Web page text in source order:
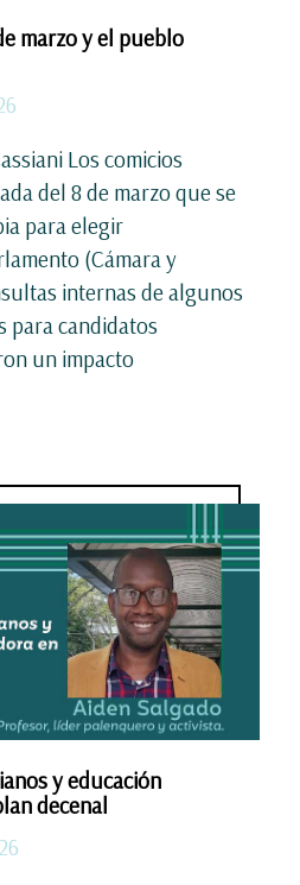
marzo y el pueblo
Los comicios
del 8 de marzo que se
para elegir
(Cámara y
internas de algunos
para candidatos
un impacto
y educación
decenal